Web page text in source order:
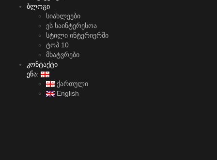
ბლოგი
სიახლეები
ეს საინტერესოა
სტილი ინტერიერში
ტოპ 10
მხატვრები
კონტაქტი
ენა:
ქართული
English